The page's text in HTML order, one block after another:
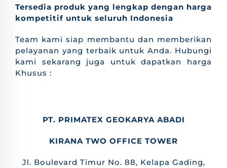
Tersedia produk yang lengkap dengan harga
kompetitif untuk seluruh Indonesia
Team kami siap membantu dan memberikan
pelayanan yang terbaik untuk Anda. Hubungi
kami sekarang juga untuk dapatkan harga
Khusus :
PT. PRIMATEX GEOKARYA ABADI
KIRANA TWO OFFICE TOWER
Jl. Boulevard Timur No. 88, Kelapa Gading,